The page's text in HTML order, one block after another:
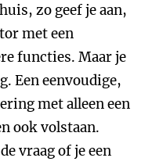
zo geef je aan,
met een
functies. Maar je
Een eenvoudige,
met alleen een
ook volstaan.
vraag of je een